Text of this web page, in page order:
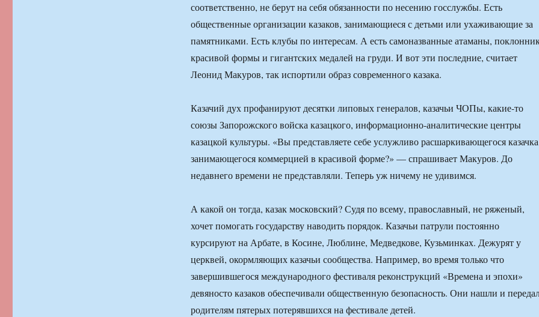
соответственно, не берут на себя обязанности по несению госслужбы. Есть
общественные организации казаков, занимающиеся с детьми или ухаживающие за
памятниками. Есть клубы по интересам. А есть самоназванные атаманы,
красивой формы и гигантских медалей на груди. И вот эти последние, считает
Леонид Макуров, так испортили образ современного казака.
Казачий дух профанируют десятки липовых генералов, казачьи ЧОПы, какие-то
союзы Запорожского войска казацкого, информационно-аналитические центры
казацкой культуры. «Вы представляете себе услужливо расшаркивающегося
занимающегося коммерцией в красивой форме?» — спрашивает Макуров. До
недавнего времени не представляли. Теперь уж ничему не удивимся.
А какой он тогда, казак московский? Судя по всему, православный, не ряженый,
хочет помогать государству наводить порядок. Казачьи патрули постоянно
курсируют на Арбате, в Косине, Люблине, Медведкове, Кузьминках. Дежурят у
церквей, окормляющих казачьи сообщества. Например, во время только что
завершившегося международного фестиваля реконструкций «Времена и эпохи»
девяносто казаков обеспечивали общественную безопасность. Они нашли и
родителям пятерых потерявшихся на фестивале детей.